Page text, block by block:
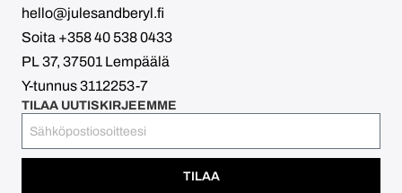
hello@julesandberyl.fi
Soita +358 40 538 0433
PL 37, 37501 Lempäälä
Y-tunnus 3112253-7
TILAA UUTISKIRJEEMME
TILAA